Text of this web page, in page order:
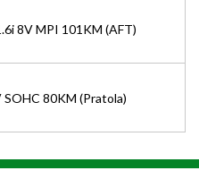
8V MPI 101KM (AFT)
SOHC 80KM (Pratola)